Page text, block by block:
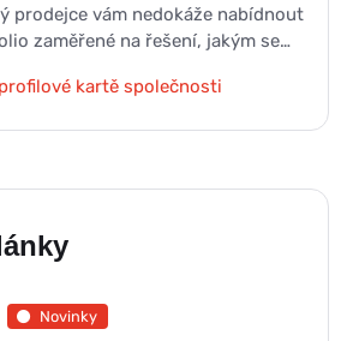
prodejce vám nedokáže nabídnout
zaměřené na řešení, jakým se…
kartě společnosti
Novinky